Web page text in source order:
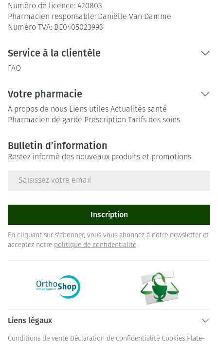
Numéro de licence: 420803
Pharmacien responsable: Daniëlle Van Damme
Numéro TVA: BE0405023993
Service à la clientèle
FAQ
Votre pharmacie
A propos de nous Liens utiles Actualités santé
Pharmacien de garde Prescription Tarifs des soins
Bulletin d’information
Restez informé des nouveaux produits et promotions
Inscription
En cliquant sur s'abonner, vous vous abonnez à notre newsletter et
acceptez notre politique de confidentialité.
Liens légaux
Conditions de vente Déclaration de confidentialité Cookies Plate-